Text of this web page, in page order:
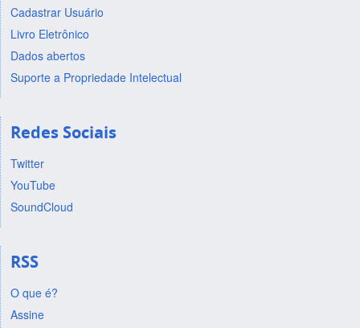
Cadastrar Usuário
Livro Eletrônico
Dados abertos
Suporte a Propriedade Intelectual
Redes Sociais
Twitter
YouTube
SoundCloud
RSS
O que é?
Assine